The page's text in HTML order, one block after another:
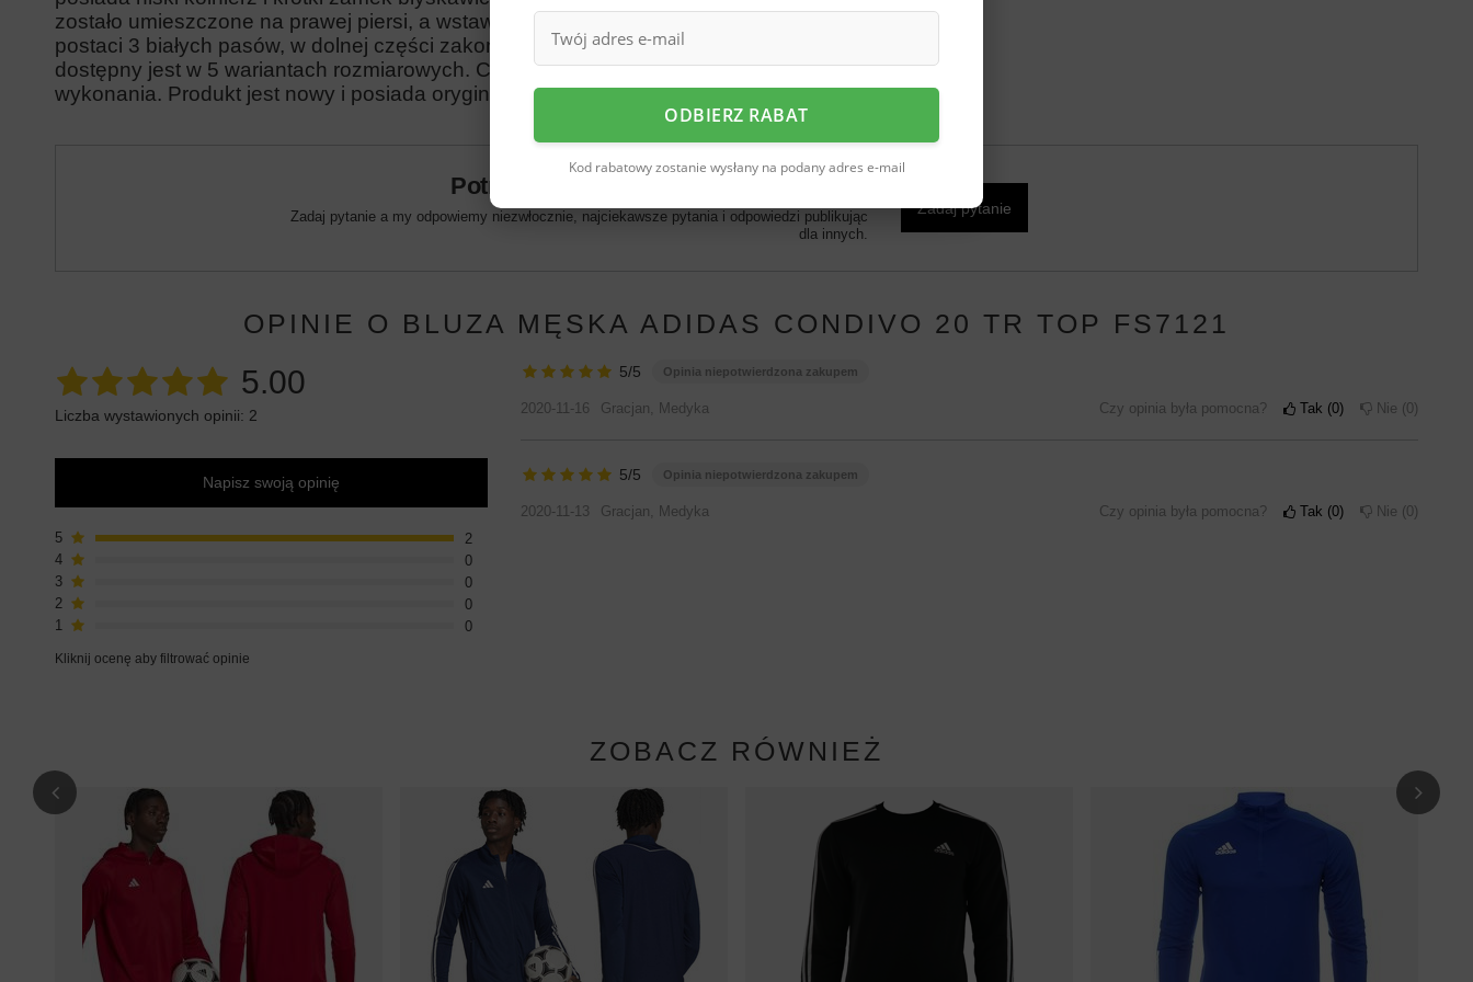
zostało umieszczone na prawej piersi, a wstawki charakterystyczne dla designu marki w
postaci 3 białych pasów, w dolnej części zakończonego ściągaczem rękawa. Model
dostępny jest w 5 wariantach rozmiarowych. Cena jest niska względem jakości
wykonania. Produkt jest nowy i posiada oryginalne metki.
Potrzebujesz pomocy? Masz pytania?
Zadaj pytanie a my odpowiemy niezwłocznie, najciekawsze pytania i odpowiedzi publikując
dla innych.
Zadaj pytanie
OPINIE O BLUZA MĘSKA ADIDAS CONDIVO 20 TR TOP FS7121
5.00
Liczba wystawionych opinii: 2
Napisz swoją opinię
5
2
4
0
3
0
2
0
1
0
Kliknij ocenę aby filtrować opinie
5/5 Opinia niepotwierdzona zakupem
2020-11-16 Gracjan, Medyka Czy opinia była pomocna? Tak 0 Nie 0
5/5 Opinia niepotwierdzona zakupem
2020-11-13 Gracjan, Medyka Czy opinia była pomocna? Tak 0 Nie 0
ZOBACZ RÓWNIEŻ
ODBIERZ RABAT
Kod rabatowy zostanie wysłany na podany adres e-mail